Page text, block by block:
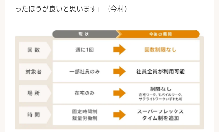
ったほうが良いと思います」（今村）